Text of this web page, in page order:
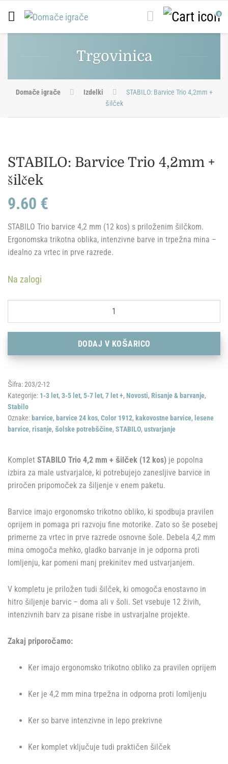
0
Trgovinica
Domače igrače Izdelki
STABILO: Barvice Trio 4,2mm +
šilček
STABILO: Barvice Trio 4,2mm +
šilček
9.60 €
STABILO Trio barvice 4,2 mm (12 kos) s priloženim šilčkom.
Ergonomska trikotna oblika, intenzivne barve in trpežna mina –
idealno za vrtec in prve razrede.
Na zalogi
STABILO: Barvice Trio 4,2mm + šilček količina
DODAJ V KOŠARICO
Šifra:203/2-12
Kategorije: 1-3 let, 3-5 let, 5-7 let, 7 let +, Novosti, Risanje & barvanje,
Stabilo
Oznake: barvice, barvice 24 kos, Color 1912, kakovostne barvice, lesene
barvice, risanje, šolske potrebščine, STABILO, ustvarjanje
Komplet STABILO Trio 4,2 mm + šilček (12 kos) je popolna
izbira za male ustvarjalce, ki potrebujejo zanesljive barvice in
priročen pripomoček za šiljenje v enem paketu.
Barvice imajo ergonomsko trikotno obliko, ki spodbuja pravilen
oprijem in pomaga pri razvoju fine motorike. Zato so še posebej
primerne za vrtec in prve razrede osnovne šole. Debela 4,2 mm
mina omogoča mehko, gladko barvanje in je odporna proti
lomljenju, kar pomeni manj prekinitev med ustvarjanjem.
V kompletu je priložen tudi šilček, ki omogoča enostavno in
hitro šiljenje barvic – doma ali v šoli. Set vsebuje 12 živih,
intenzivnih barv za pisane risbe in ustvarjalne projekte.
Zakaj priporočamo:
Ker imajo ergonomsko trikotno obliko za pravilen oprijem
Ker je 4,2 mm mina trpežna in odporna proti lomljenju
Ker so barve intenzivne in lepo prekrivne
Ker komplet vključuje tudi praktičen šilček